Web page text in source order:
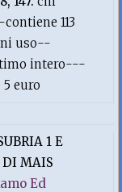
113
uso--
intero---
euro
1 E
DI MAIS
Ed